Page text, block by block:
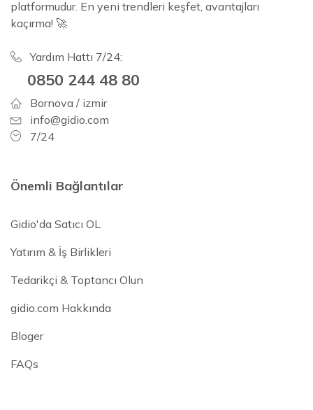
platformudur. En yeni trendleri keşfet, avantajları
kaçırma! 🚀
Yardım Hattı 7/24:
0850 244 48 80
Bornova / izmir
info@gidio.com
7/24
Önemli Bağlantılar
Gidio'da Satıcı OL
Yatırım & İş Birlikleri
Tedarikçi & Toptancı Olun
gidio.com Hakkında
Bloger
FAQs